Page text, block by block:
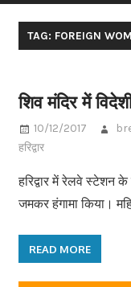
TAG: FOREIGN
शिव मंदिर में
10/12/2017
हरिद्वार
हरिद्वार में रेलवे स्टेशन
जमकर हंगामा किया।
READ MORE